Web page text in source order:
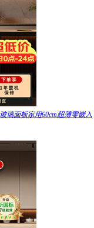
璃面板家用60cm超薄零嵌入